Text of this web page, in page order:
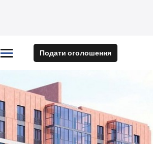


 Подати оголошення